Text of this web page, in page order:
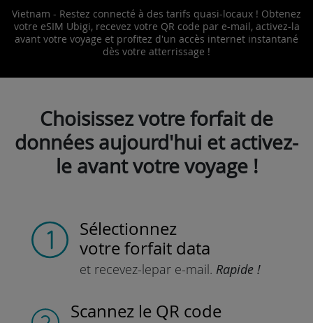
Vietnam - Restez connecté à des tarifs quasi-locaux ! Obtenez
votre eSIM Ubigi, recevez votre QR code par e-mail, activez-la
avant votre voyage et profitez d'un accès internet instantané
dès votre atterrissage !
Choisissez votre forfait de
données aujourd'hui et activez-
le avant votre voyage !
Sélectionnez
votre forfait data
et recevez-lepar e-mail. Rapide !
Scannez le QR code